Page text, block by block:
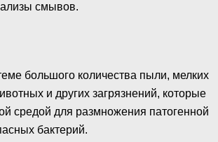
смывов.
большого количества пыли, мелких
и других загрязнений, которые
средой для размножения патогенной
бактерий.